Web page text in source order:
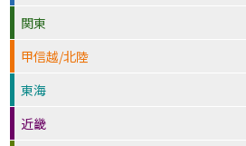
関東
甲信越/北陸
東海
近畿